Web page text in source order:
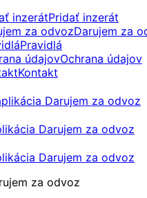
Pridať inzerát
Darujem za
Pravidlá
Ochrana údajov
Kontakt
za odvoz